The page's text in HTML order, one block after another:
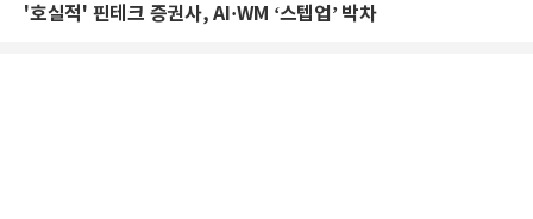
'호실적' 핀테크 증권사, AI·WM ‘스텝업’ 박차